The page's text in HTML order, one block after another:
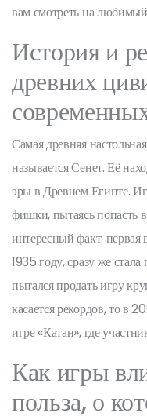
вам смотреть на
История и
древних
Самая древняя
называется Сенет. Её
эры в Древнем Египте.
фишки, пытаясь попасть
интересный факт:
1935 году, сразу же
пытался продать игру
касается рекордов, то в
игре «Катан», где
Как игры
польза, о